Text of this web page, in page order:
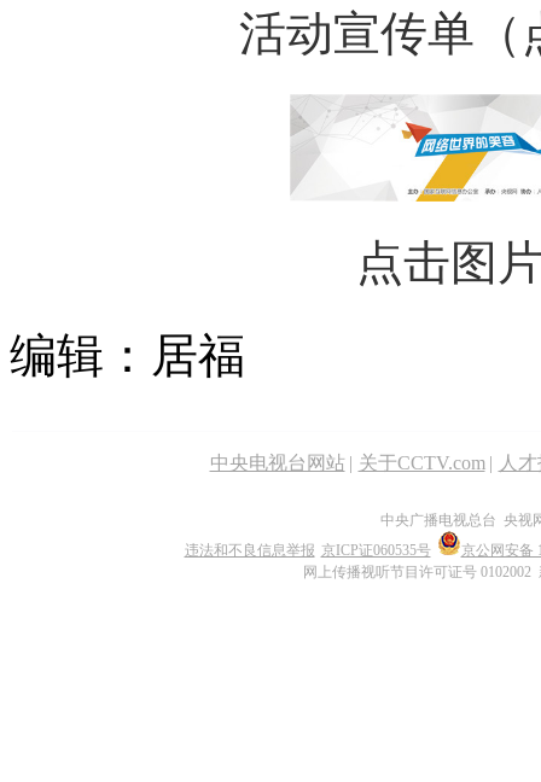
活动宣传单（
点击图
编辑：居福
中央电视台网站 | 关于CCTV.com | 人
中央广播电视总台 央视
违法和不良信息举报 京ICP证060535号
京公网安备
网上传播视听节目许可证号 0102002